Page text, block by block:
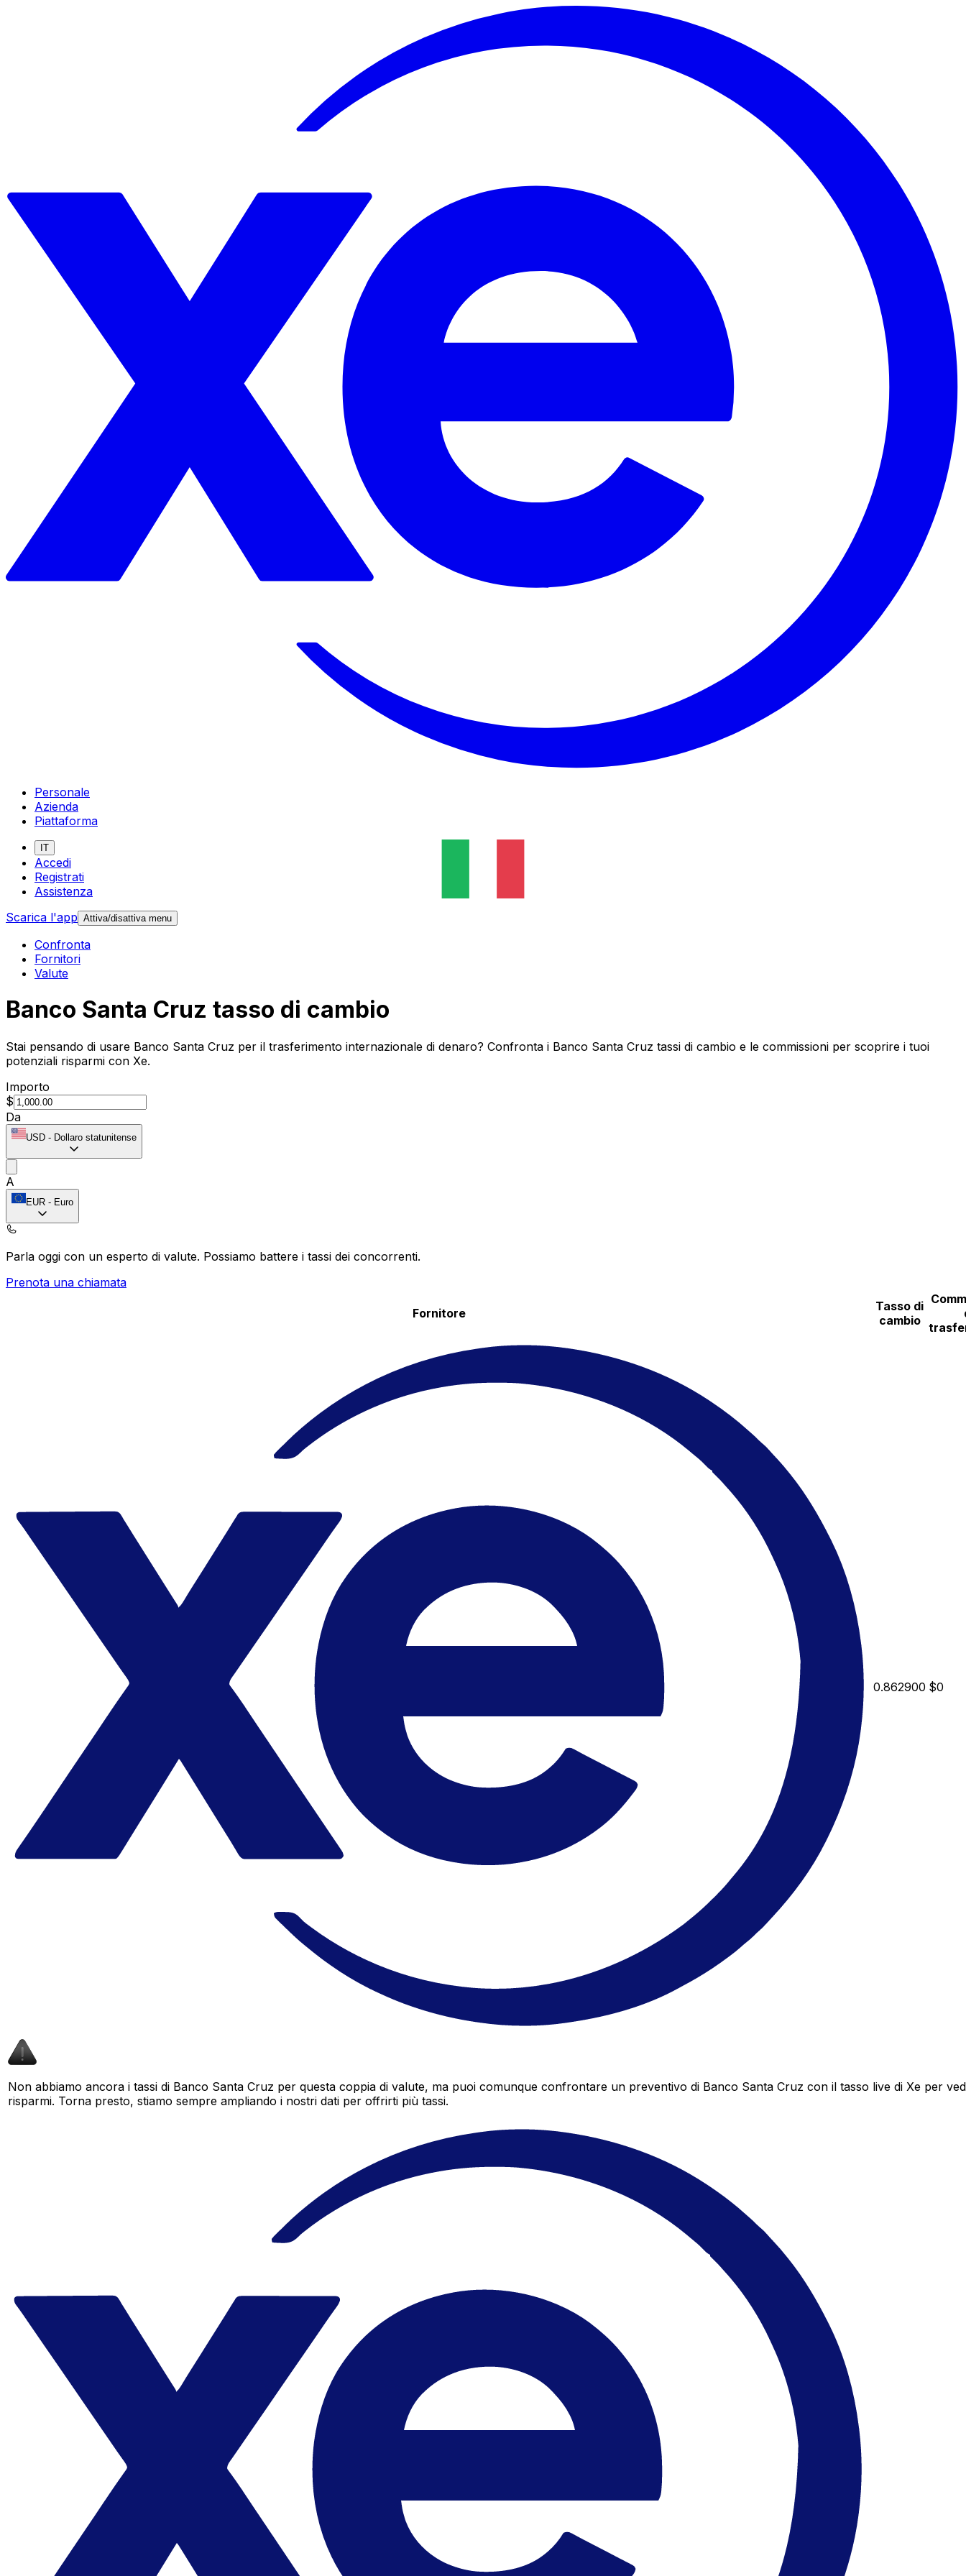
Personale
Azienda
Piattaforma
IT
Accedi
Registrati
Assistenza
Scarica l'app Attiva/disattiva menu
Confronta
Fornitori
Valute
Banco Santa Cruz tasso di cambio
Stai pensando di usare Banco Santa Cruz per il trasferimento internazionale di denaro? Confronta i Banco Santa Cruz tassi di cambio e le commissioni per scoprire i tuoi
potenziali risparmi con Xe.
Importo
$
Da
USD - Dollaro statunitense
A
EUR - Euro
Parla oggi con un esperto di valute. Possiamo battere i tassi dei concorrenti.
Prenota una chiamata
Fornitore
Tasso di
cambio
0.862900 $0
Non abbiamo ancora i tassi di Banco Santa Cruz per questa coppia di valute, ma puoi comunque confrontare un preventivo di Banco Santa Cruz con il tasso live di Xe per
risparmi. Torna presto, stiamo sempre ampliando i nostri dati per offrirti più tassi.